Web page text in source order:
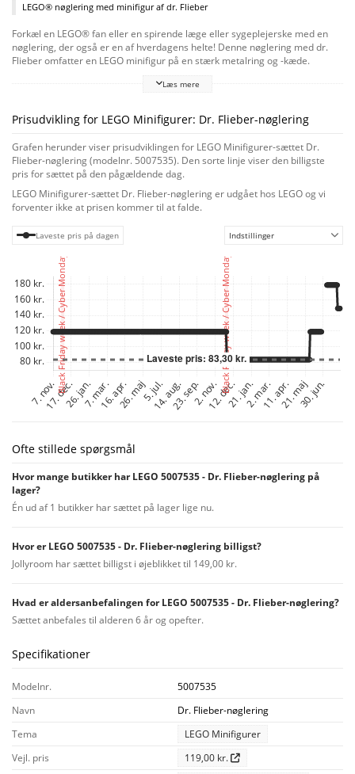
LEGO® nøglering med minifigur af dr. Flieber
Forkæl en LEGO® fan eller en spirende læge eller sygeplejerske med en
nøglering, der også er en af hverdagens helte! Denne nøglering med dr.
Flieber omfatter en LEGO minifigur på en stærk metalring og -kæde.
brystet, der aktiverer et LED-lys i bunden. Ringen er nem at sætte sikkert
Læs mere
Prisudvikling for LEGO Minifigurer: Dr. Flieber-nøglering
Grafen herunder viser prisudviklingen for LEGO Minifigurer-sættet Dr.
Flieber-nøglering (modelnr. 5007535). Den sorte linje viser den billigste
pris for sættet på den pågældende dag.
LEGO Minifigurer-sættet Dr. Flieber-nøglering er udgået hos LEGO og vi
forventer ikke at prisen kommer til at falde.
Laveste pris på dagen Indstillinger
Ofte stillede spørgsmål
Hvor mange butikker har LEGO 5007535 - Dr. Flieber-nøglering på
lager?
Én ud af 1 butikker har sættet på lager lige nu.
Hvor er LEGO 5007535 - Dr. Flieber-nøglering billigst?
Jollyroom har sættet billigst i øjeblikket til 149,00 kr.
Hvad er aldersanbefalingen for LEGO 5007535 - Dr. Flieber-nøglering?
Sættet anbefales til alderen 6 år og opefter.
Specifikationer
Modelnr.
5007535
Navn
Dr. Flieber-nøglering
Tema
LEGO Minifigurer
Vejl. pris
119,00 kr.